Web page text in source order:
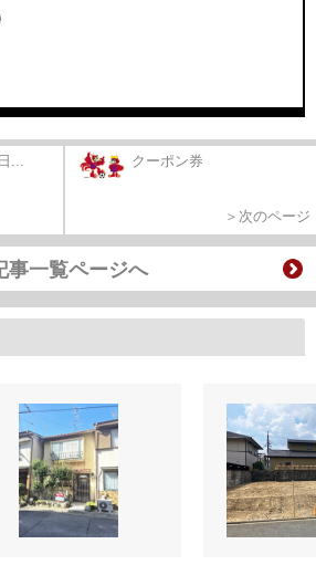
... クーポン券
＞次のページ
事一覧ページへ